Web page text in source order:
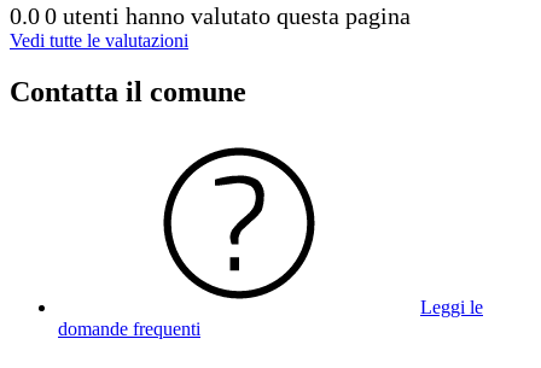
0.00 utenti hanno valutato questa pagina
Vedi tutte le valutazioni
Contatta il comune
Leggi le
domande frequenti